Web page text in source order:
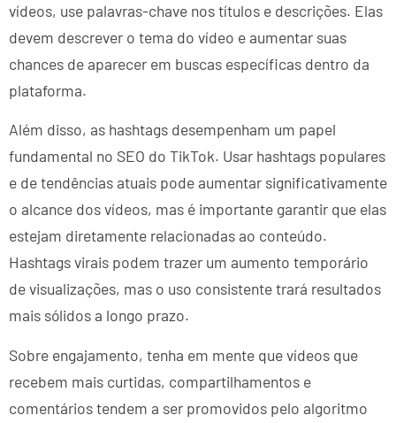
vídeos, use palavras-chave nos títulos e descrições. Elas
devem descrever o tema do vídeo e aumentar suas
chances de aparecer em buscas específicas dentro da
plataforma.
Além disso, as hashtags desempenham um papel
fundamental no SEO do TikTok. Usar hashtags populares
e de tendências atuais pode aumentar significativamente
o alcance dos vídeos, mas é importante garantir que elas
estejam diretamente relacionadas ao conteúdo.
Hashtags virais podem trazer um aumento temporário
de visualizações, mas o uso consistente trará resultados
mais sólidos a longo prazo.
Sobre engajamento, tenha em mente que vídeos que
recebem mais curtidas, compartilhamentos e
comentários tendem a ser promovidos pelo algoritmo